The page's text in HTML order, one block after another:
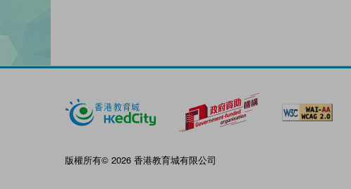
版權所有© 2026 香港教育城有限公司